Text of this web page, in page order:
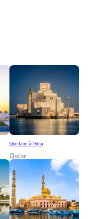
Que faire à Doha
Qatar